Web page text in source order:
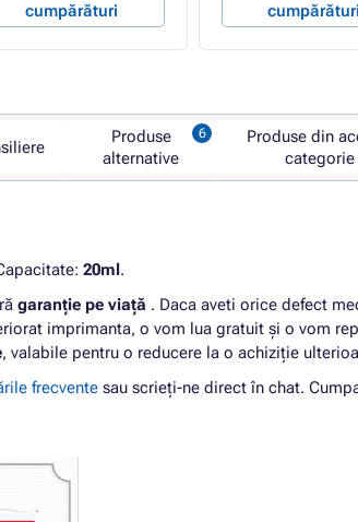
cumpărături
Produse
alternative
Produse din
categorie
20ml.
garanție pe viață . Daca aveti orice defect
imprimanta, o vom lua gratuit și o vom
, valabile pentru o reducere la o achiziție
frecvente sau scrieți-ne direct în chat.